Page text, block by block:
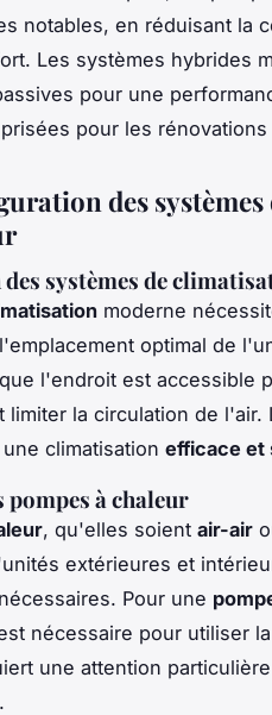
notables, en réduisant la
Les systèmes hybrides
pour une
pour les
des
systèmes de
moderne
optimal de
l'endroit est accessible
limiter la circulation de l'air.
climatisation efficace et
à chaleur
, qu'elles soient air-air
extérieures et
Pour une
nécessaire pour utiliser
une attention
.